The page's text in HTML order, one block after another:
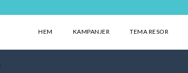
HEM KAMPANJER TEMA RESOR